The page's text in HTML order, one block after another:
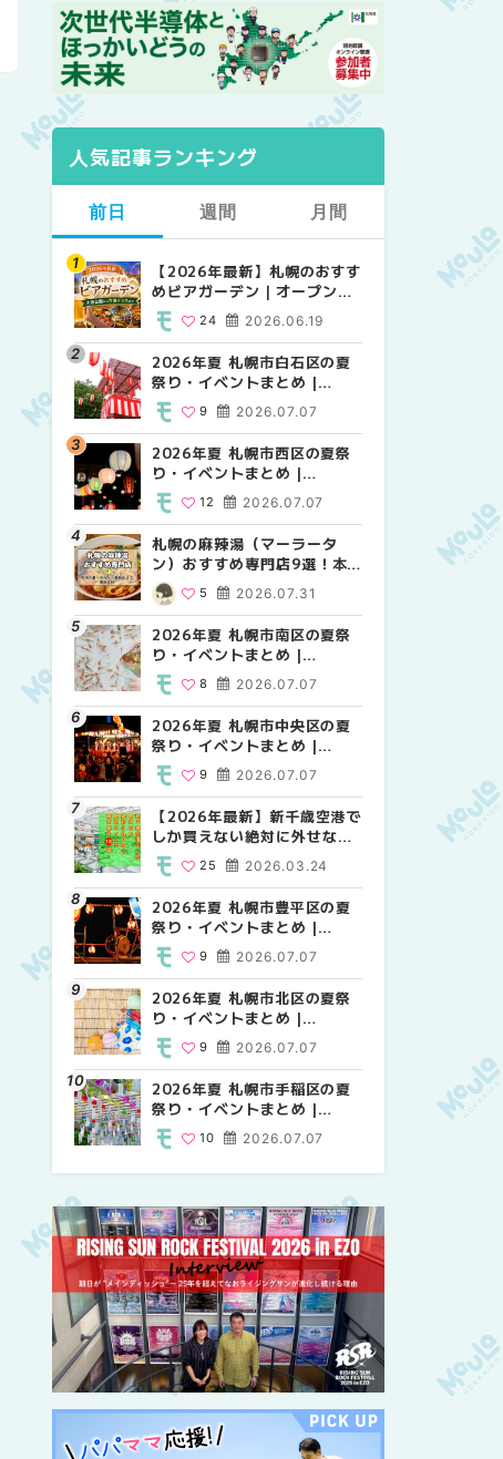
人気記事ランキング
前日
【2026年最新】札幌のおすす
めビアガーデン｜オープン日
順に徹底紹介！大通公園から
穴場テラスまで | MouLa
HOKKAIDO
2026.06.19
24
2026年夏 札幌市白石区の夏
祭り・イベントまとめ |
MouLa HOKKAIDO
2026.07.07
9
2026年夏 札幌市西区の夏祭
り・イベントまとめ |
MouLa HOKKAIDO
2026.07.07
12
札幌の麻辣湯（マーラータ
ン）おすすめ専門店9選！本
場の量り売りから最新店まで
徹底比較 | MouLa
HOKKAIDO
2026.07.31
5
2026年夏 札幌市南区の夏祭
り・イベントまとめ |
MouLa HOKKAIDO
2026.07.07
8
2026年夏 札幌市中央区の夏
祭り・イベントまとめ |
MouLa HOKKAIDO
2026.07.07
9
【2026年最新】新千歳空港で
しか買えない絶対に外せない
限定スイーツ・焼き菓子18選
| MouLa HOKKAIDO
2026.03.24
25
2026年夏 札幌市豊平区の夏
祭り・イベントまとめ |
MouLa HOKKAIDO
2026.07.07
9
2026年夏 札幌市北区の夏祭
り・イベントまとめ |
MouLa HOKKAIDO
2026.07.07
9
2026年夏 札幌市手稲区の夏
祭り・イベントまとめ |
MouLa HOKKAIDO
2026.07.07
10
週間
【2026年最新】札幌のおすす
めビアガーデン｜オープン日
穴場テラスまで | MouLa
HOKKAIDO
24
2026年夏 札幌市西区の夏祭
り・イベントまとめ |
12
2026年夏 札幌市北区の夏祭
り・イベントまとめ |
9
2026年夏 札幌市手稲区の夏
祭り・イベントまとめ |
10
2026年夏 札幌市白石区の夏
祭り・イベントまとめ |
9
2026年夏 札幌市清田区の夏
祭り・イベントまとめ |
6
2026年夏 札幌市南区の夏祭
り・イベントまとめ |
8
2026年夏 札幌市豊平区の夏
祭り・イベントまとめ |
9
2026年夏 札幌市中央区の夏
祭り・イベントまとめ |
9
2026年夏 恵庭市・千歳市の
夏祭り・イベントまとめ |
9
月間
【2026年最新】札幌のおすす
めビアガーデン｜オープン日
穴場テラスまで | MouLa
HOKKAIDO
24
2026年夏 札幌市北区の夏祭
り・イベントまとめ |
9
2026年夏 札幌市白石区の夏
祭り・イベントまとめ |
9
2026年夏 札幌市西区の夏祭
り・イベントまとめ |
12
2026年夏 札幌市手稲区の夏
祭り・イベントまとめ |
10
札幌の麻辣湯（マーラータ
ン）おすすめ専門店6選！本
徹底比較 | MouLa
HOKKAIDO
5
2026年夏 札幌市清田区の夏
祭り・イベントまとめ |
6
【2026年最新】新千歳空港で
しか買えない絶対に外せない
| MouLa HOKKAIDO
25
【新千歳空港】新カードラウ
ンジが開業。「SUPER
ラウンジアネックス）」をご
紹介！！ | MouLa
HOKKAIDO
18
2026年夏 札幌市豊平区の夏
祭り・イベントまとめ |
9